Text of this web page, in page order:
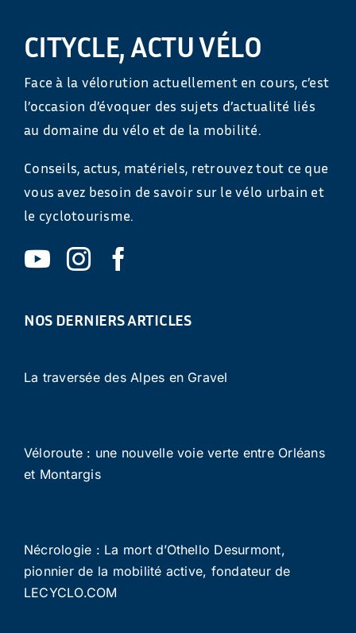
CITYCLE, ACTU VÉLO
Face à la vélorution actuellement en cours, c’est
l’occasion d’évoquer des sujets d’actualité liés
au domaine du vélo et de la mobilité.
Conseils, actus, matériels, retrouvez tout ce que
vous avez besoin de savoir sur le vélo urbain et
le cyclotourisme.
NOS DERNIERS ARTICLES
La traversée des Alpes en Gravel
Véloroute : une nouvelle voie verte entre Orléans
et Montargis
Nécrologie : La mort d’Othello Desurmont,
pionnier de la mobilité active, fondateur de
LECYCLO.COM